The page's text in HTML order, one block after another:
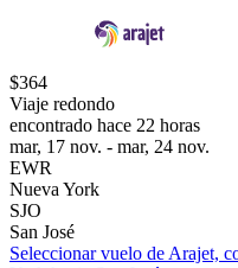
$364
Viaje redondo
encontrado hace 22 horas
mar, 17 nov. - mar, 24 nov.
EWR
Nueva York
SJO
San José
Seleccionar vuelo de Arajet,